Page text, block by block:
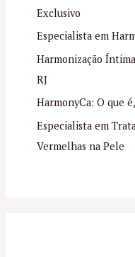
Exclusivo
Especialista em
Harmonização
RJ
HarmonyCa: O que
Especialista em
Vermelhas na Pele